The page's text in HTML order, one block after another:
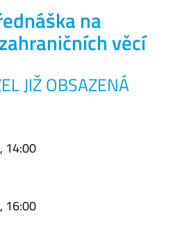
na
věcí
JIŽ OBSAZENÁ
14:00
16:00